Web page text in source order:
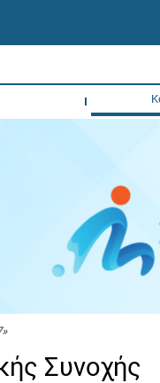
Συνοχής